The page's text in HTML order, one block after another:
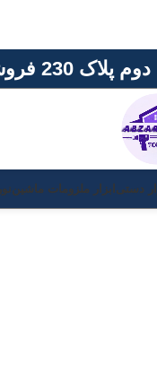
ابزار پلاس
دستی ابزار ملزومات ماشین